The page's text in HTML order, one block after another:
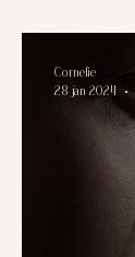
Cornelie
28 jan 2024